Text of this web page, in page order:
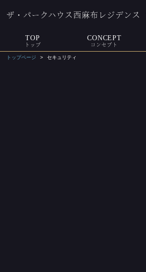
ザ・パークハウス西麻布レジデンス
TOP
トップ
CONCEPT
コンセプト
トップページ セキュリティ